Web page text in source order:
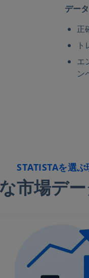
デー
正
エ
ン
STATISTAを選ぶ
市場デ